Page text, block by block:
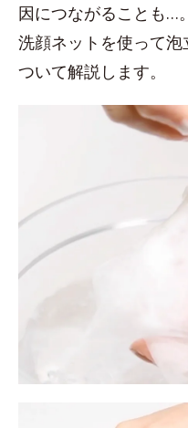
因につながることも…。
洗顔ネットを使って
ついて解説します。